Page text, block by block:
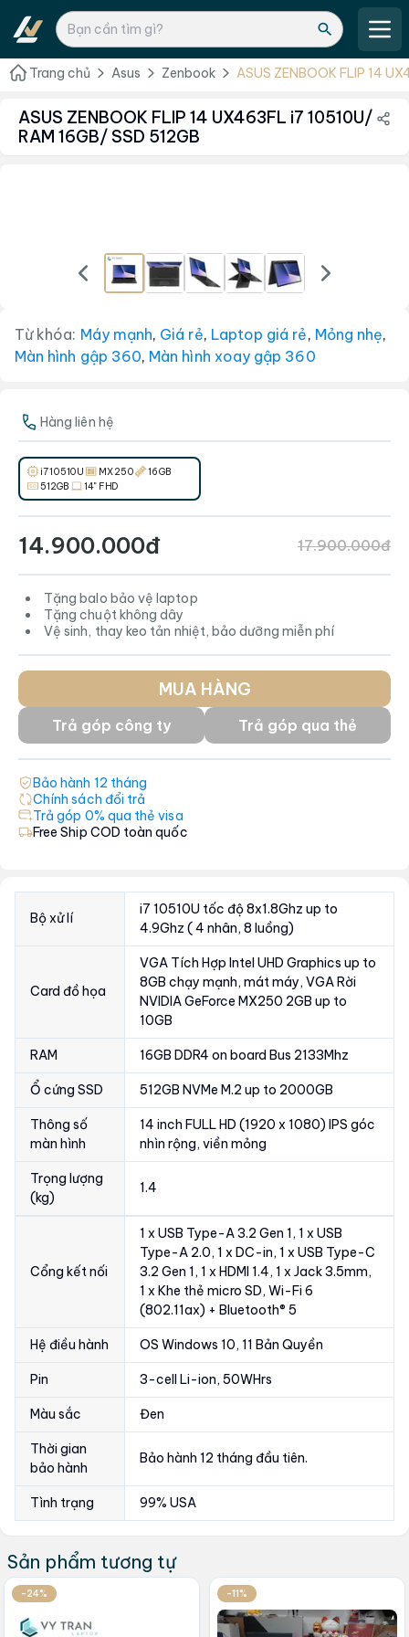
Trang chủ Asus Zenbook
ASUS ZENBOOK FLIP 14
ASUS ZENBOOK FLIP 14 UX463FL i7 10510U/
RAM 16GB/ SSD 512GB
Từ khóa: Máy mạnh, Giá rẻ, Laptop giá rẻ, Mỏng nhẹ,
Màn hình gập 360, Màn hình xoay gập 360
Hàng liên hệ
i7 10510U MX 250
16GB
512GB
14" FHD
14.900.000đ 17.900.000đ
Tặng balo bảo vệ laptop
Tặng chuột không dây
Vệ sinh, thay keo tản nhiệt, bảo dưỡng miễn phí
MUA HÀNG
Trả góp công ty Trả góp qua thẻ
Bảo hành 12 tháng
Chính sách đổi trả
Trả góp 0% qua thẻ visa
Free Ship COD toàn quốc
Bộ xử lí
i7 10510U tốc độ 8x1.8Ghz up to
4.9Ghz ( 4 nhân, 8 luồng)
Card đồ họa
VGA Tích Hợp Intel UHD Graphics up to
8GB chạy mạnh, mát máy, VGA Rời
NVIDIA GeForce MX250 2GB up to
10GB
RAM 16GB DDR4 on board Bus 2133Mhz
Ổ cứng SSD 512GB NVMe M.2 up to 2000GB
Thông số
màn hình
14 inch FULL HD (1920 x 1080) IPS góc
nhìn rộng, viền mỏng
Trọng lượng
(kg)
1.4
Cổng kết nối
1 x USB Type-A 3.2 Gen 1, 1 x USB
Type-A 2.0, 1 x DC-in, 1 x USB Type-C
3.2 Gen 1, 1 x HDMI 1.4, 1 x Jack 3.5mm,
1 x Khe thẻ micro SD, Wi-Fi 6
(802.11ax) + Bluetooth® 5
Hệ điều hành OS Windows 10, 11 Bản Quyền
Pin 3-cell Li-ion, 50WHrs
Màu sắc Đen
Thời gian
bảo hành
Bảo hành 12 tháng đầu tiên.
Tình trạng 99% USA
Sản phẩm tương tự
-24% -11%